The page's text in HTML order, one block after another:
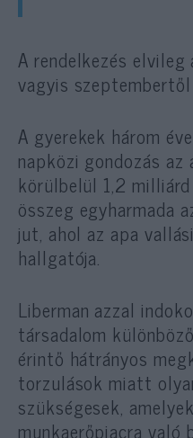
A rendelkezés
vagyis szeptembertől
A gyerekek három
napközi gondozás az
körülbelül 1,2
összeg egyharmada
jut, ahol az apa
hallgatója.
Liberman azzal
társadalom
érintő hátrányos
torzulások miatt
szükségesek,
munkaerőpiacra való